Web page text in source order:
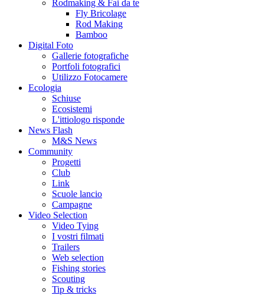
Rodmaking & Fai da te
Fly Bricolage
Rod Making
Bamboo
Digital Foto
Gallerie fotografiche
Portfoli fotografici
Utilizzo Fotocamere
Ecologia
Schiuse
Ecosistemi
L'ittiologo risponde
News Flash
M&S News
Community
Progetti
Club
Link
Scuole lancio
Campagne
Video Selection
Video Tying
I vostri filmati
Trailers
Web selection
Fishing stories
Scouting
Tip & tricks